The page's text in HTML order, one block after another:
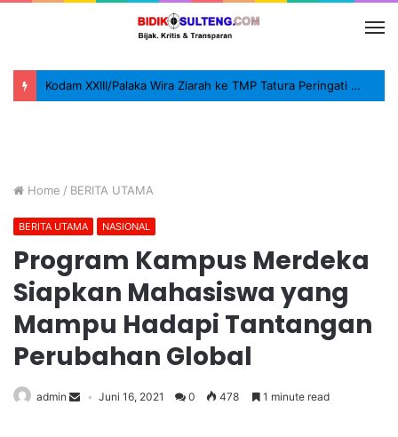
Kodam XXIII/Palaka Wira Ziarah ke TMP Tatura Peringati HUT ke-1
Home / BERITA UTAMA
BERITA UTAMA NASIONAL
Program Kampus Merdeka
Siapkan Mahasiswa yang
Mampu Hadapi Tantangan
Perubahan Global
admin Juni 16, 2021 0 478 1 minute read